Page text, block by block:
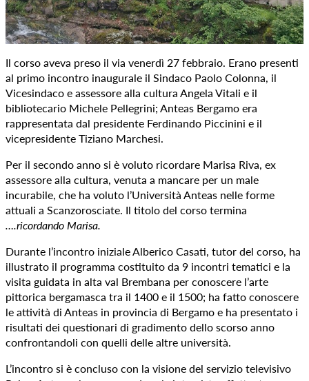
Il corso aveva preso il via venerdì 27 febbraio. Erano presenti
al primo incontro inaugurale il Sindaco Paolo Colonna, il
Vicesindaco e assessore alla cultura Angela Vitali e il
bibliotecario Michele Pellegrini; Anteas Bergamo era
rappresentata dal presidente Ferdinando Piccinini e il
vicepresidente Tiziano Marchesi.
Per il secondo anno si è voluto ricordare Marisa Riva, ex
assessore alla cultura, venuta a mancare per un male
incurabile, che ha voluto l’Università Anteas nelle forme
attuali a Scanzorosciate. Il titolo del corso termina
….ricordando Marisa.
Durante l’incontro iniziale Alberico Casati, tutor del corso, ha
illustrato il programma costituito da 9 incontri tematici e la
visita guidata in alta val Brembana per conoscere l’arte
pittorica bergamasca tra il 1400 e il 1500; ha fatto conoscere
le attività di Anteas in provincia di Bergamo e ha presentato i
risultati dei questionari di gradimento dello scorso anno
confrontandoli con quelli delle altre università.
L’incontro si è concluso con la visione del servizio televisivo